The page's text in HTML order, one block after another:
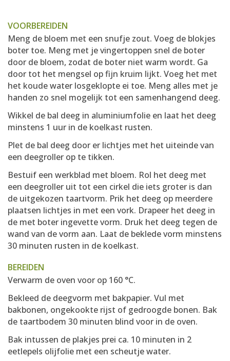
VOORBEREIDEN
Meng de bloem met een snufje zout. Voeg de blokjes
boter toe. Meng met je vingertoppen snel de boter
door de bloem, zodat de boter niet warm wordt. Ga
door tot het mengsel op fijn kruim lijkt. Voeg het met
het koude water losgeklopte ei toe. Meng alles met je
handen zo snel mogelijk tot een samenhangend deeg.
Wikkel de bal deeg in aluminiumfolie en laat het deeg
minstens 1 uur in de koelkast rusten.
Plet de bal deeg door er lichtjes met het uiteinde van
een deegroller op te tikken.
Bestuif een werkblad met bloem. Rol het deeg met
een deegroller uit tot een cirkel die iets groter is dan
de uitgekozen taartvorm. Prik het deeg op meerdere
plaatsen lichtjes in met een vork. Drapeer het deeg in
de met boter ingevette vorm. Druk het deeg tegen de
wand van de vorm aan. Laat de beklede vorm minstens
30 minuten rusten in de koelkast.
BEREIDEN
Verwarm de oven voor op 160 °C.
Bekleed de deegvorm met bakpapier. Vul met
bakbonen, ongekookte rijst of gedroogde bonen. Bak
de taartbodem 30 minuten blind voor in de oven.
Bak intussen de plakjes prei ca. 10 minuten in 2
eetlepels olijfolie met een scheutje water.